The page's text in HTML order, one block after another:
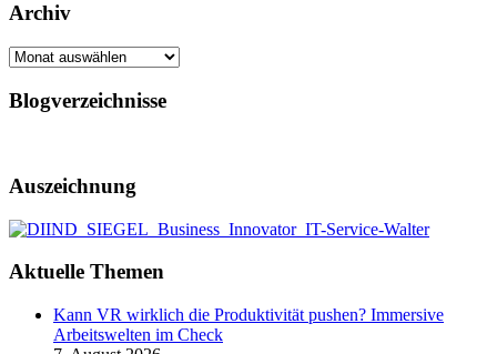
Archiv
Archiv
Blogverzeichnisse
Auszeichnung
Aktuelle Themen
Kann VR wirklich die Produktivität pushen? Immersive
Arbeitswelten im Check